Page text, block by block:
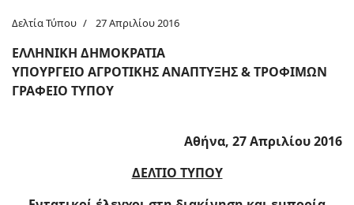
Δελτία Τύπου 27 Απριλίου 2016
ΕΛΛΗΝΙΚΗ ΔΗΜΟΚΡΑΤΙΑ
ΥΠΟΥΡΓΕΙΟ ΑΓΡΟΤΙΚΗΣ ΑΝΑΠΤΥΞΗΣ & ΤΡΟΦΙΜΩΝ
ΓΡΑΦΕΙΟ ΤΥΠΟΥ
Αθήνα, 27 Απριλίου 2016
ΔΕΛΤΙΟ ΤΥΠΟΥ